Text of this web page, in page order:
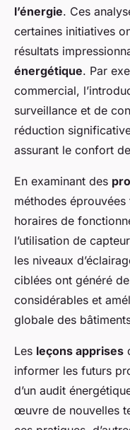
l’énergie. Ces
certaines initiatives
résultats
énergétique. Par
commercial,
surveillance et de
réduction
assurant le confort
En examinant des
méthodes éprouvées
horaires de
l’utilisation de
les niveaux
ciblées ont généré
considérables et
globale des
Les leçons apprises
informer les futurs
d’un audit
œuvre de nouvelles